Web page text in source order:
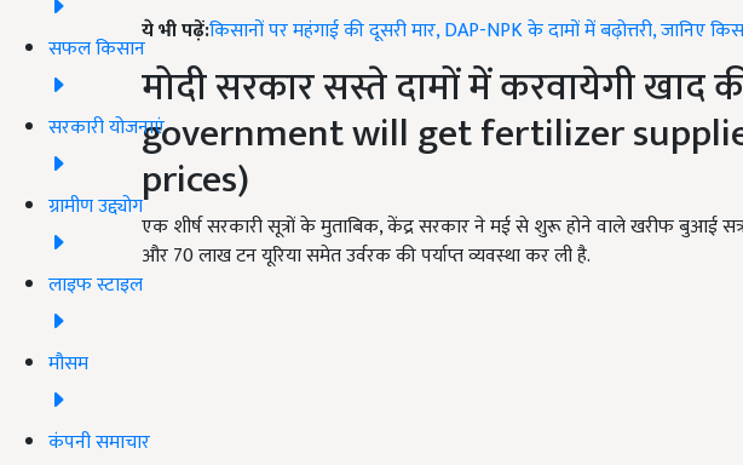
सफल किसान
सरकारी योजनाएं
ग्रामीण उद्द्योग
लाइफ स्टाइल
मौसम
कंपनी समाचार
ये भी पढ़ें:किसानों पर महंगाई की दूसरी मार, DAP-NPK के दामों में बढ़ोत्तरी, जानिए
मोदी सरकार सस्ते दामों में करवायेगी खाद
government will get fertilizer
prices)
एक शीर्ष सरकारी सूत्रों के मुताबिक, केंद्र सरकार ने मई से शुरू होने वाले खरीफ बुआई
और 70 लाख टन यूरिया समेत उर्वरक की पर्याप्त व्यवस्था कर ली है.